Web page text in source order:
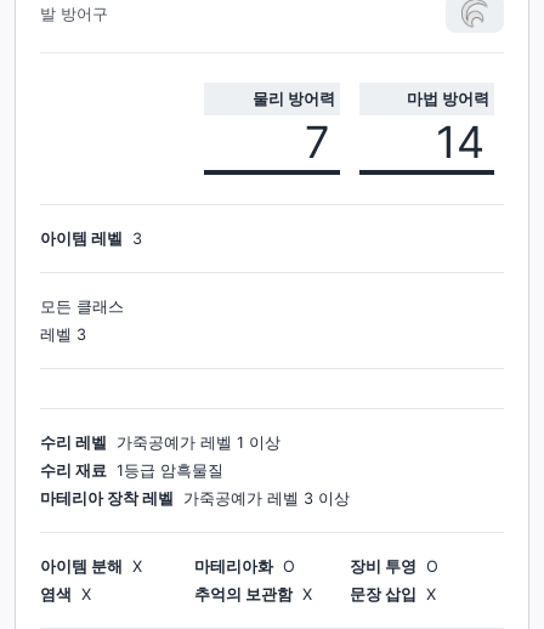
발 방어구
물리 방어력
7
마법 방어력
14
아이템 레벨 3
모든 클래스
레벨 3
수리 레벨 가죽공예가 레벨 1 이상
수리 재료 1등급 암흑물질
마테리아 장착 레벨
가죽공예가 레벨 3 이상
아이템 분해 X 마테리아화 O 장비 투영 O
염색
X 추억의 보관함 X 문장 삽입 X